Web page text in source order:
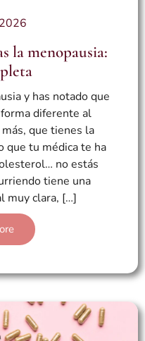
la menopausia:
y has notado que
diferente al
que tienes la
que tu médica te ha
no estás
tiene una
muy clara, […]